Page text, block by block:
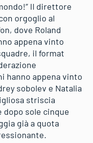
Il direttore
orgoglio al
dove Roland
appena vinto
il format
hanno appena vinto
sobolev e Natalia
striscia
dopo sole cinque
già a quota